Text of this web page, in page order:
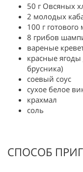
50 г Овсяных
2 молодых
100 г
8 грибов
вареные
красные
брусника)
соевый соус
сухое белое
крахмал
соль
СПОСОБ